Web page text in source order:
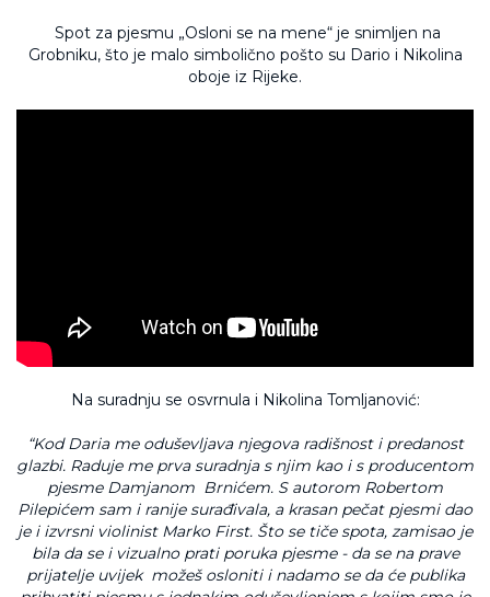
Spot za pjesmu „Osloni se na mene“ je snimljen na
Grobniku, što je malo simbolično pošto su Dario i Nikolina
oboje iz Rijeke.
Na suradnju se osvrnula i Nikolina Tomljanović:
“Kod Daria me oduševljava njegova radišnost i predanost
glazbi. Raduje me prva suradnja s njim kao i s producentom
pjesme Damjanom Brnićem. S autorom Robertom
Pilepićem sam i ranije surađivala, a krasan pečat pjesmi dao
je i izvrsni violinist Marko First. Što se tiče spota, zamisao je
bila da se i vizualno prati poruka pjesme - da se na prave
prijatelje uvijek možeš osloniti i nadamo se da će publika